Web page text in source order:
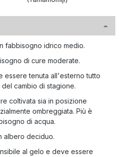
fabbisogno idrico medio.
di cure moderate.
essere tenuta all'esterno tutto
cambio di stagione.
coltivata sia in posizione
ombreggiata. Più è
di acqua.
albero deciduo.
al gelo e deve essere